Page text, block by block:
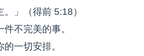
。」（得前 5:18）
不完美的事。
一切安排。